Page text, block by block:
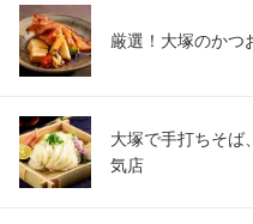
東京都豊島区北大塚2-15-6 ホテルフ
厳選！大塚のかつ
大塚で手打ちそば
気店